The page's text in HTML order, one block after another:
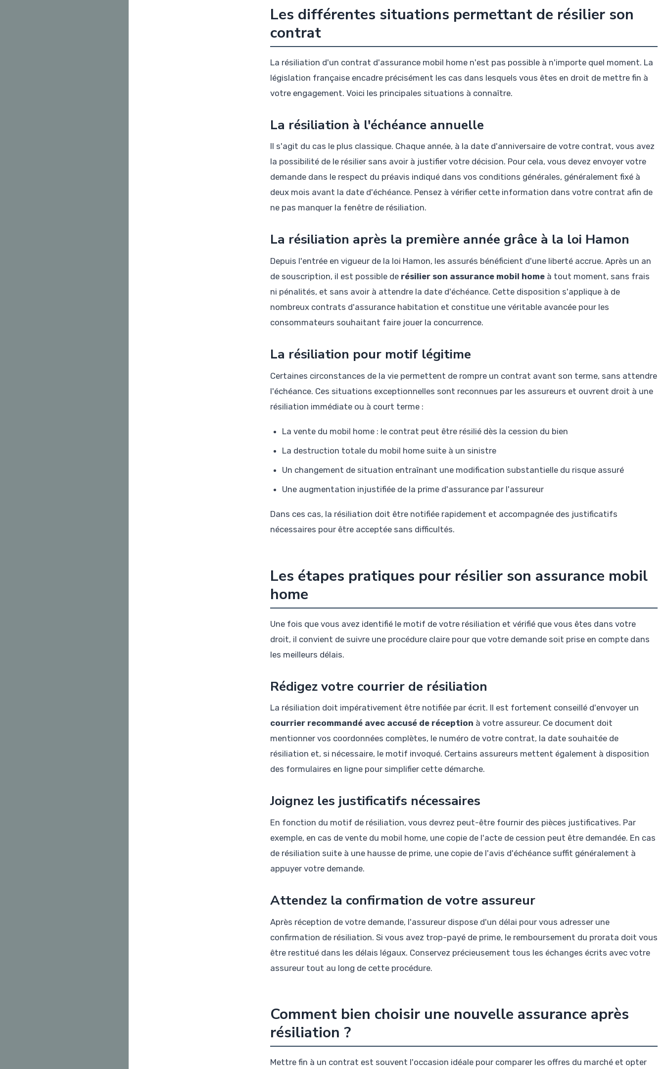
Les différentes situations permettant de résilier son
contrat
La résiliation d'un contrat d'assurance mobil home n'est pas possible à n'importe quel moment. La
législation française encadre précisément les cas dans lesquels vous êtes en droit de mettre fin à
votre engagement. Voici les principales situations à connaître.
La résiliation à l'échéance annuelle
Il s'agit du cas le plus classique. Chaque année, à la date d'anniversaire de votre contrat, vous avez
la possibilité de le résilier sans avoir à justifier votre décision. Pour cela, vous devez envoyer votre
demande dans le respect du préavis indiqué dans vos conditions générales, généralement fixé à
deux mois avant la date d'échéance. Pensez à vérifier cette information dans votre contrat afin de
ne pas manquer la fenêtre de résiliation.
La résiliation après la première année grâce à la loi Hamon
Depuis l'entrée en vigueur de la loi Hamon, les assurés bénéficient d'une liberté accrue. Après un an
de souscription, il est possible de résilier son assurance mobil home à tout moment, sans frais
ni pénalités, et sans avoir à attendre la date d'échéance. Cette disposition s'applique à de
nombreux contrats d'assurance habitation et constitue une véritable avancée pour les
consommateurs souhaitant faire jouer la concurrence.
La résiliation pour motif légitime
Certaines circonstances de la vie permettent de rompre un contrat avant son terme, sans attendre
l'échéance. Ces situations exceptionnelles sont reconnues par les assureurs et ouvrent droit à une
résiliation immédiate ou à court terme :
La vente du mobil home : le contrat peut être résilié dès la cession du bien
La destruction totale du mobil home suite à un sinistre
Un changement de situation entraînant une modification substantielle du risque assuré
Une augmentation injustifiée de la prime d'assurance par l'assureur
Dans ces cas, la résiliation doit être notifiée rapidement et accompagnée des justificatifs
nécessaires pour être acceptée sans difficultés.
Les étapes pratiques pour résilier son assurance mobil
home
Une fois que vous avez identifié le motif de votre résiliation et vérifié que vous êtes dans votre
droit, il convient de suivre une procédure claire pour que votre demande soit prise en compte dans
les meilleurs délais.
Rédigez votre courrier de résiliation
La résiliation doit impérativement être notifiée par écrit. Il est fortement conseillé d'envoyer un
courrier recommandé avec accusé de réception à votre assureur. Ce document doit
mentionner vos coordonnées complètes, le numéro de votre contrat, la date souhaitée de
résiliation et, si nécessaire, le motif invoqué. Certains assureurs mettent également à disposition
des formulaires en ligne pour simplifier cette démarche.
Joignez les justificatifs nécessaires
En fonction du motif de résiliation, vous devrez peut-être fournir des pièces justificatives. Par
exemple, en cas de vente du mobil home, une copie de l'acte de cession peut être demandée. En cas
de résiliation suite à une hausse de prime, une copie de l'avis d'échéance suffit généralement à
appuyer votre demande.
Attendez la confirmation de votre assureur
Après réception de votre demande, l'assureur dispose d'un délai pour vous adresser une
confirmation de résiliation. Si vous avez trop-payé de prime, le remboursement du prorata doit vous
être restitué dans les délais légaux. Conservez précieusement tous les échanges écrits avec votre
assureur tout au long de cette procédure.
Comment bien choisir une nouvelle assurance après
résiliation ?
Mettre fin à un contrat est souvent l'occasion idéale pour comparer les offres du marché et opter